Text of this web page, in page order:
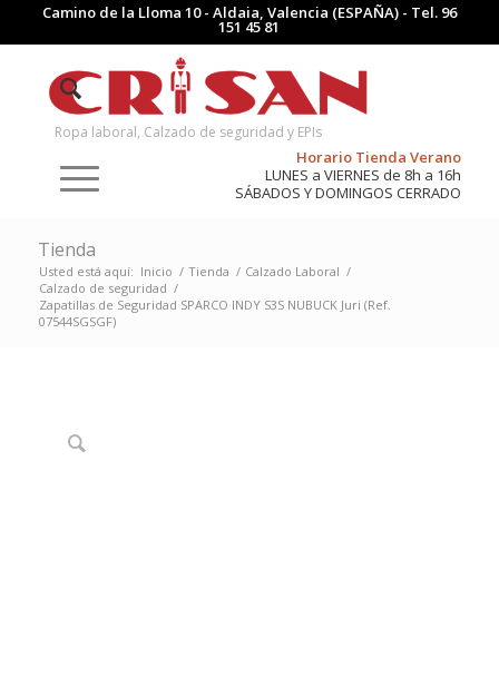
Camino de la Lloma 10 - Aldaia, Valencia (ESPAÑA) - Tel. 96
151 45 81
Ropa laboral, Calzado de seguridad y EPIs
Horario Tienda Verano
LUNES a VIERNES de 8h a 16h
SÁBADOS Y DOMINGOS CERRADO
Tienda
Usted está aquí: Inicio / Tienda / Calzado Laboral /
Calzado de seguridad /
Zapatillas de Seguridad SPARCO INDY S3S NUBUCK Juri (Ref.
07544SGSGF)